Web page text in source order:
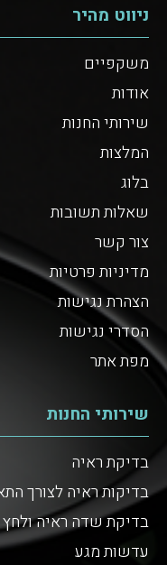
ניווט מהיר
משקפיים
אודות
שירותי החנות
המלצות
בלוג
שאלות תשובות
צור קשר
מדיניות פרטיות
הצהרת נגישות
הסדרי נגישות
מפת אתר
שירותי החנות
בדיקת ראיה
בדיקות ראיה לצורך
בדיקת שדה ראיה ולחץ
עדשות מגע